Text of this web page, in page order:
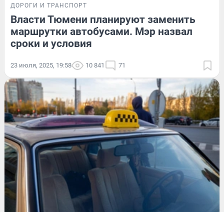
ДОРОГИ И ТРАНСПОРТ
Власти Тюмени планируют заменить
маршрутки автобусами. Мэр назвал
сроки и условия
23 июля, 2025, 19:58 10 841 71